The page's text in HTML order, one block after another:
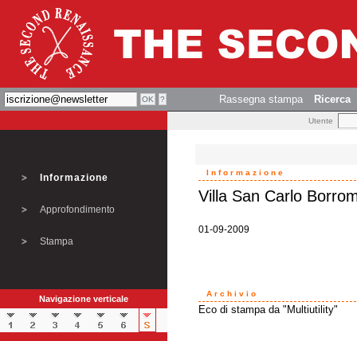
Rassegna stampa Ricerca
Utente
Informazione
Approfondimento
Stampa
Navigazione verticale
Informazione
Villa San Carlo
01-09-2009
Archivio
Eco di stampa da "Multiutility"